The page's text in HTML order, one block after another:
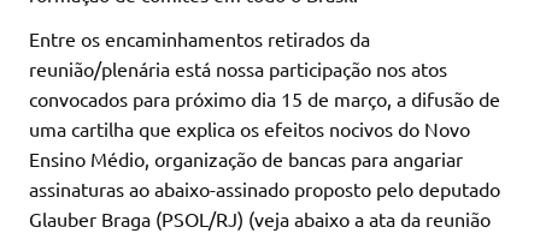
Entre os encaminhamentos retirados da
reunião/plenária está nossa participação nos atos
convocados para próximo dia 15 de março, a difusão de
uma cartilha que explica os efeitos nocivos do Novo
Ensino Médio, organização de bancas para angariar
assinaturas ao abaixo-assinado proposto pelo deputado
Glauber Braga (PSOL/RJ) (veja abaixo a ata da reunião